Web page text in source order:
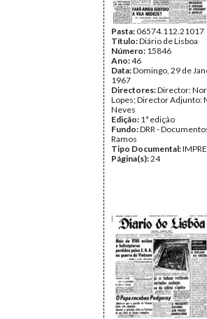
Pasta:06574.112.21017
Título:Diário de Lisboa
Número: 15846
Ano:46
Data:Domingo, 29 de
1967
Directores:Director:
Lopes; Director Adjunto:
Neves
Edição: 1ª edição
Fundo:DRR -
Ramos
Tipo Documental:
Página(s):24